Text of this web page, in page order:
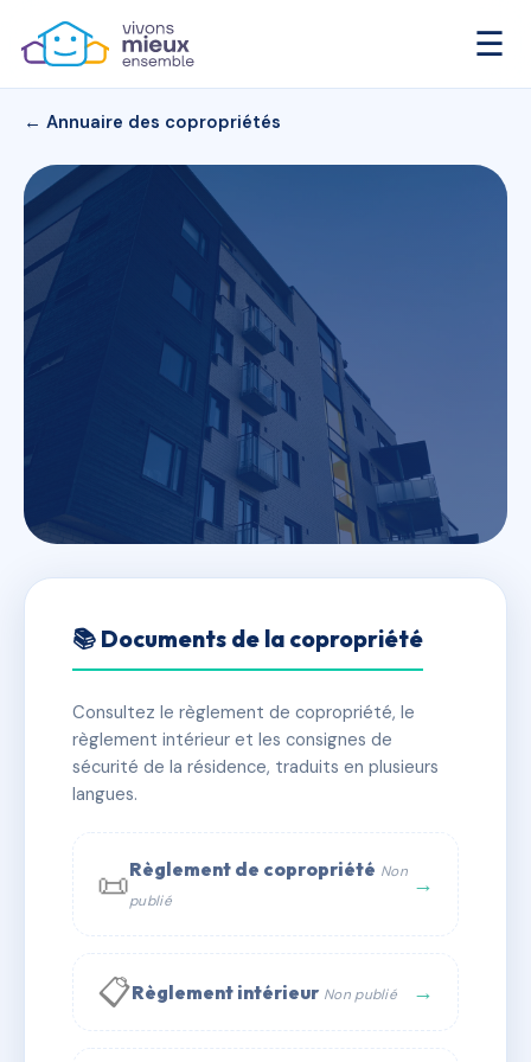
☰
← Annuaire des copropriétés
LE SENTIER
✓ Immatriculée 🏠 36 lots 🏗 1 bâtiment(s)
📞 Contacter Syndic Digital
📚 Documents de la copropriété
Consultez le règlement de copropriété, le
règlement intérieur et les consignes de
sécurité de la résidence, traduits en plusieurs
langues.
📜Règlement de copropriété Non
publié
→
📋Règlement intérieur Non publié →